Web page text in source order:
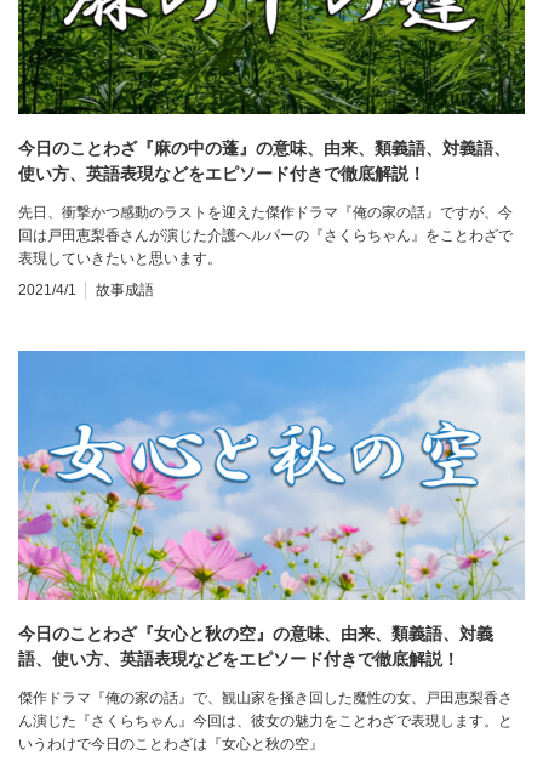
今日のことわざ『麻の中の蓬』の意味、由来、類義語、対義語、
使い方、英語表現などをエピソード付きで徹底解説！
先日、衝撃かつ感動のラストを迎えた傑作ドラマ『俺の家の話』ですが、今
回は戸田恵梨香さんが演じた介護ヘルパーの『さくらちゃん』をことわざで
表現していきたいと思います。
2021/4/1
故事成語
今日のことわざ『女心と秋の空』の意味、由来、類義語、対義
語、使い方、英語表現などをエピソード付きで徹底解説！
傑作ドラマ『俺の家の話』で、観山家を掻き回した魔性の女、戸田恵梨香さ
ん演じた『さくらちゃん』今回は、彼女の魅力をことわざで表現します。と
いうわけで今日のことわざは『女心と秋の空』